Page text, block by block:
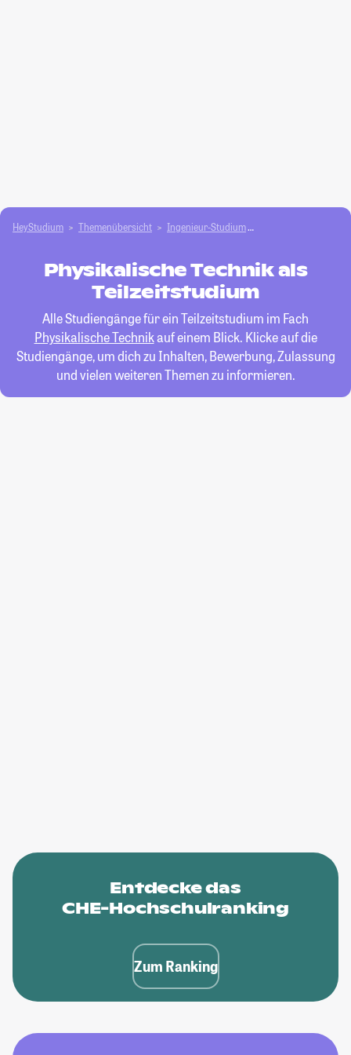
HeyStudium Themenübersicht Ingenieur-Studium
Physikalische Technik als
Teilzeitstudium
Alle Studiengänge für ein Teilzeitstudium im Fach
Physikalische Technikauf einem Blick. Klicke auf die
Studiengänge, um dich zu Inhalten, Bewerbung, Zulassung
und vielen weiteren Themen zu informieren.
Entdecke das
CHE-Hochschulranking
Zum Ranking